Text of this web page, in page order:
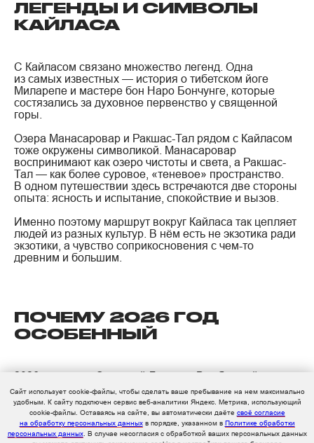
ЛЕГЕНДЫ И СИМВОЛЫ
КАЙЛАСА
С Кайласом связано множество легенд. Одна
из самых известных — история о тибетском йоге
Миларепе и мастере бон Наро Бончунге, которые
состязались за духовное первенство у священной
горы.
Озера Манасаровар и Ракшас-Тал рядом с Кайласом
тоже окружены символикой. Манасаровар
воспринимают как озеро чистоты и света, а Ракшас-
Тал — как более суровое, «теневое» пространство.
В одном путешествии здесь встречаются две стороны
опыта: ясность и испытание, спокойствие и вызов.
Именно поэтому маршрут вокруг Кайласа так цепляет
людей из разных культур. В нём есть не экзотика ради
экзотики, а чувство соприкосновения с чем-то
древним и большим.
ПОЧЕМУ 2026 ГОД
ОСОБЕННЫЙ
2026 год — год Огненной Лошади. В тибетской
традиции он считается особенным для паломничества
к Кайласу. Часто говорят, что одна кора в такой год
по духовной силе равна многим обычным обходам:
встречается формулировка о 12-кратном усилении
или о «13 корах» за один круг. Следующий такой цикл
Сайт использует cookie-файлы, чтобы сделать ваше пребывание на нем максимально
удобным. К cайту подключен сервис веб-аналитики Яндекс. Метрика, использующий
cookie-файлы. Оставаясь на сайте, вы автоматически даёте своё согласие
на обработку персональных данныхв порядке, указанном в Политике обработки
персональных данных. В случае несогласия с обработкой ваших персональных данных